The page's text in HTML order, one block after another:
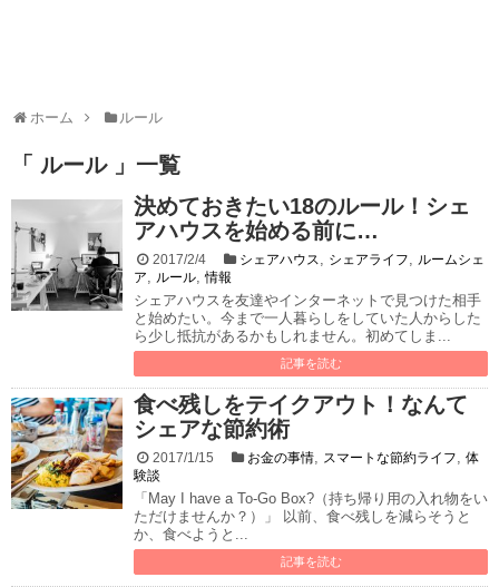
ホーム ルール
「 ルール 」一覧
決めておきたい18のルール！シェ
アハウスを始める前に…
2017/2/4 シェアハウス, シェアライフ, ルームシェ
ア, ルール,情報
シェアハウスを友達やインターネットで見つけた相手
と始めたい。今まで一人暮らしをしていた人からした
ら少し抵抗があるかもしれません。初めてしま...
記事を読む
食べ残しをテイクアウト！なんて
シェアな節約術
2017/1/15 お金の事情, スマートな節約ライフ, 体
験談
「May I have a To-Go Box?（持ち帰り用の入れ物をい
ただけませんか？）」 以前、食べ残しを減らそうと
か、食べようと...
記事を読む